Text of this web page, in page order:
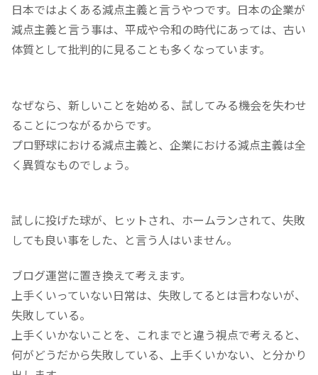
日本ではよくある減点主義と言うやつです。日本の企業が
減点主義と言う事は、平成や令和の時代にあっては、古い
体質として批判的に見ることも多くなっています。
なぜなら、新しいことを始める、試してみる機会を失わせ
ることにつながるからです。
プロ野球における減点主義と、企業における減点主義は全
く異質なものでしょう。
試しに投げた球が、ヒットされ、ホームランされて、失敗
しても良い事をした、と言う人はいません。
ブログ運営に置き換えて考えます。
上手くいっていない日常は、失敗してるとは言わないが、
失敗している。
上手くいかないことを、これまでと違う視点で考えると、
何がどうだから失敗している、上手くいかない、と分かり